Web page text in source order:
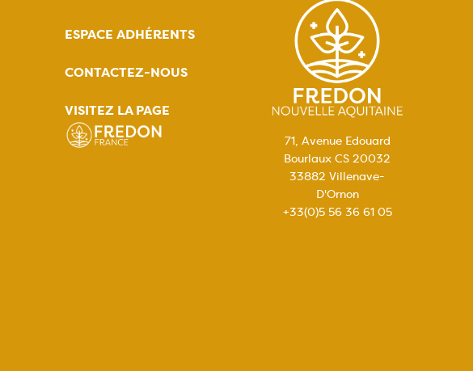
ESPACE ADHÉRENTS
CONTACTEZ-NOUS
VISITEZ LA PAGE
71, Avenue Edouard
Bourlaux CS 20032
33882 Villenave-
D'Ornon
+33(0)5 56 36 61 05